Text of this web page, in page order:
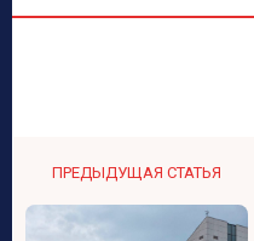
ПРЕДЫДУЩАЯ СТАТЬЯ